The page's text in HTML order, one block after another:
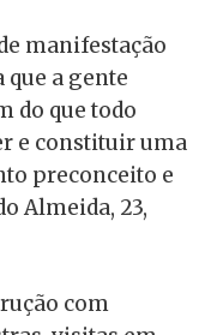
manifestação
a gente
do que todo
e constituir uma
preconceito e
Almeida, 23,
com